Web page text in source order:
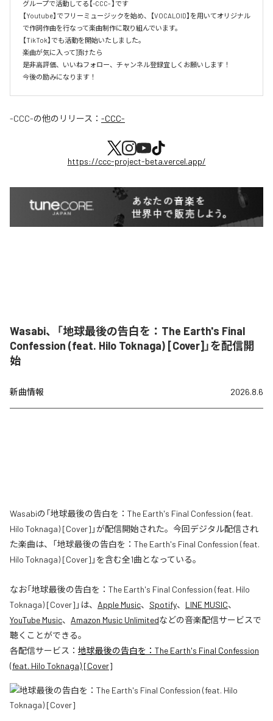
グループで活動してる【-CCC- 】です
【Youtube】でフリーミュージックを始め、【VOCALOID】を用いてオリジナル
で作詞作曲を行なって楽曲制作に取り組んでいます。
【TikTok】でも活動を開始いたしました。
楽曲が気に入って頂けたら
是非高評価、いいねフォロー、チャンネル登録宜しくお願いします！
今後の励みになります！
-CCC-の他のリリース： -CCC-
https://ccc-project-beta.vercel.app/
Wasabi、「地球最後の告白を：The Earth's Final
Confession (feat. Hilo Toknaga) [Cover]」を配信開
始
新曲情報 2026.8.6
Wasabiの「地球最後の告白を：The Earth's Final Confession (feat.
Hilo Toknaga) [Cover]」が配信開始された。今回デジタル配信され
た楽曲は、「地球最後の告白を：The Earth's Final Confession (feat.
Hilo Toknaga) [Cover]」を含む全1曲となっている。
なお「地球最後の告白を：The Earth's Final Confession (feat. Hilo
Toknaga) [Cover] 」は、 Apple Music、 Spotify、 LINE MUSIC、
YouTube Music、 Amazon Music Unlimitedなどの音楽配信サービスで
聴くことができる。
各配信サービス： 地球最後の告白を：The Earth's Final Confession
(feat. Hilo Toknaga) [Cover]